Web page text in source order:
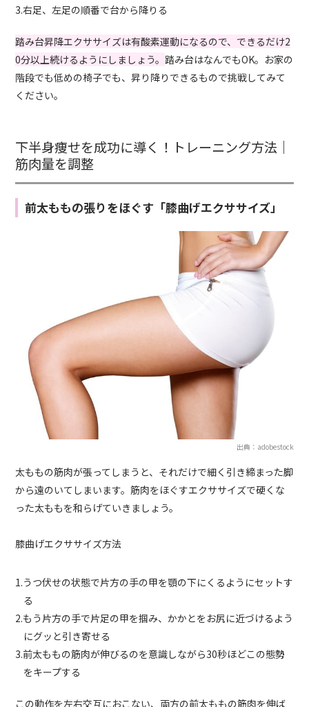
3.右足、左足の順番で台から降りる
踏み台昇降エクササイズは有酸素運動になるので、できるだけ2
0分以上続けるようにしましょう。踏み台はなんでもOK。お家の
階段でも低めの椅子でも、昇り降りできるもので挑戦してみて
ください。
下半身痩せを成功に導く！トレーニング方法｜
筋肉量を調整
前太ももの張りをほぐす「膝曲げエクササイズ」
出典：adobestock
太ももの筋肉が張ってしまうと、それだけで細く引き締まった脚
から遠のいてしまいます。筋肉をほぐすエクササイズで硬くな
った太ももを和らげていきましょう。
膝曲げエクササイズ方法
1.うつ伏せの状態で片方の手の甲を顎の下にくるようにセットす
る
2.もう片方の手で片足の甲を掴み、かかとをお尻に近づけるよう
にグッと引き寄せる
3.前太ももの筋肉が伸びるのを意識しながら30秒ほどこの態勢
をキープする
この動作を左右交互におこない、両方の前太ももの筋肉を伸ば